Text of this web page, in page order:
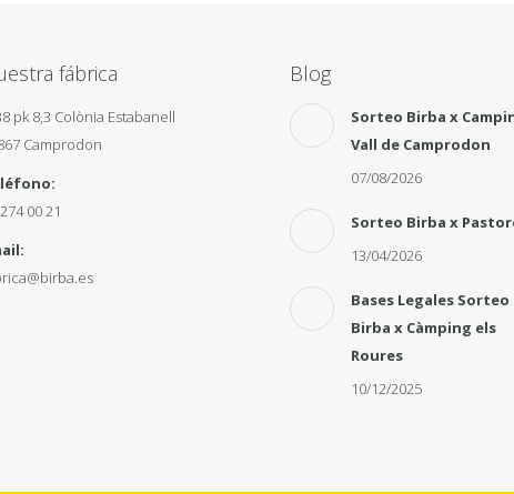
fábrica
pk 8,3 Colònia Estabanell
Camprodon
00 21
Blog
Sorteo Birba x
Vall de Camprodon
07/08/2026
Sorteo Birba x
13/04/2026
Bases Legales Sorteo
Birba x Càmping els
Roures
10/12/2025